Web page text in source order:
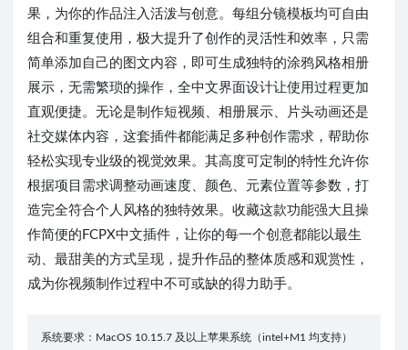
果，为你的作品注入活泼与创意。每组分镜模板均可自由
组合和重复使用，极大提升了创作的灵活性和效率，只需
简单添加自己的图文内容，即可生成独特的涂鸦风格相册
展示，无需繁琐的操作，全中文界面设计让使用过程更加
直观便捷。无论是制作短视频、相册展示、片头动画还是
社交媒体内容，这套插件都能满足多种创作需求，帮助你
轻松实现专业级的视觉效果。其高度可定制的特性允许你
根据项目需求调整动画速度、颜色、元素位置等参数，打
造完全符合个人风格的独特效果。收藏这款功能强大且操
作简便的FCPX中文插件，让你的每一个创意都能以最生
动、最甜美的方式呈现，提升作品的整体质感和观赏性，
成为你视频制作过程中不可或缺的得力助手。
系统要求：MacOS 10.15.7 及以上苹果系统（intel+M1 均支持）